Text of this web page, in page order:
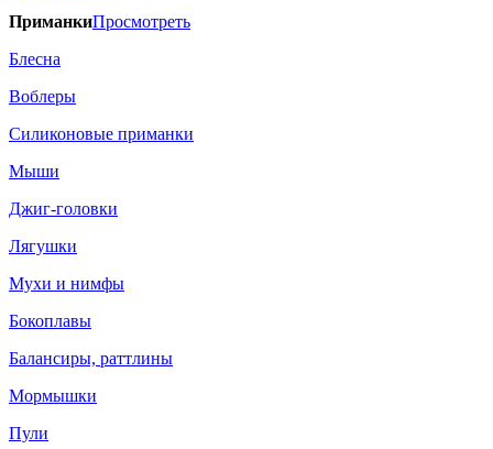
ПриманкиПросмотреть
Блесна
Воблеры
Силиконовые приманки
Мыши
Джиг-головки
Лягушки
Мухи и нимфы
Бокоплавы
Балансиры, раттлины
Мормышки
Пули